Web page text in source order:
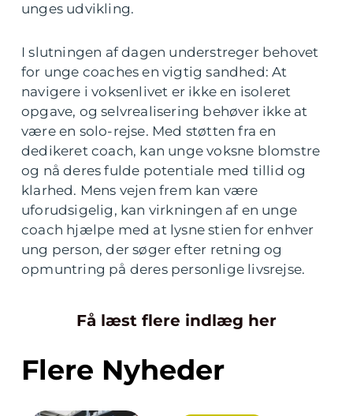
unges udvikling.
I slutningen af dagen understreger behovet
for unge coaches en vigtig sandhed: At
navigere i voksenlivet er ikke en isoleret
opgave, og selvrealisering behøver ikke at
være en solo-rejse. Med støtten fra en
dedikeret coach, kan unge voksne blomstre
og nå deres fulde potentiale med tillid og
klarhed. Mens vejen frem kan være
uforudsigelig, kan virkningen af en unge
coach hjælpe med at lysne stien for enhver
ung person, der søger efter retning og
opmuntring på deres personlige livsrejse.
Få læst flere indlæg her
Flere Nyheder